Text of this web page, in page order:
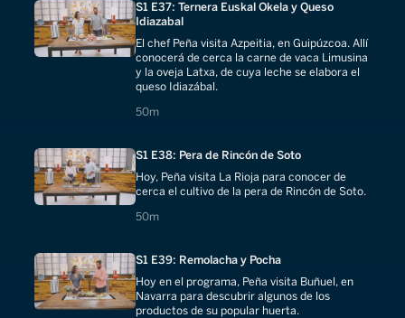
S1 E37: Ternera Euskal Okela y Queso
Idiazabal
El chef Peña visita Azpeitia, en Guipúzcoa. Allí
conocerá de cerca la carne de vaca Limusina
y la oveja Latxa, de cuya leche se elabora el
queso Idiazábal.
50m
50 minutes
S1 E38: Pera de Rincón de Soto
Hoy, Peña visita La Rioja para conocer de
cerca el cultivo de la pera de Rincón de Soto.
50m
50 minutes
S1 E39: Remolacha y Pocha
Hoy en el programa, Peña visita Buñuel, en
Navarra para descubrir algunos de los
productos de su popular huerta.